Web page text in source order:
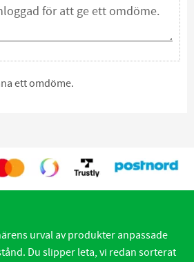
ett omdöme.
urval av produkter anpassade
Du slipper leta, vi redan sorterat